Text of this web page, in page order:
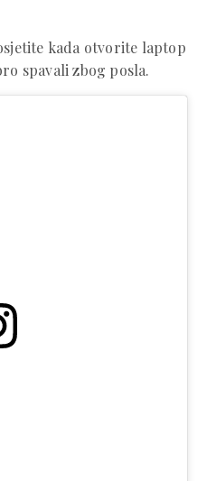
kada otvorite laptop
spavali zbog posla.